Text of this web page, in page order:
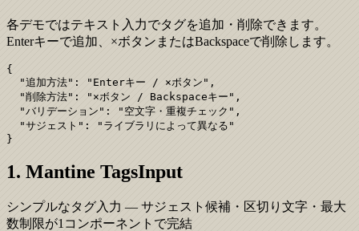
各デモではテキスト入力でタグを追加・削除できます。
Enterキーで追加、×ボタンまたはBackspaceで削除します。
{
  "追加方法": "Enterキー / ×ボタン",
  "削除方法": "×ボタン / Backspaceキー",
  "バリデーション": "空文字・重複チェック",
  "サジェスト": "ライブラリによって異なる"
}
1. Mantine TagsInput
シンプルなタグ入力 — サジェスト候補・区切り文字・最大
数制限が1コンポーネントで完結